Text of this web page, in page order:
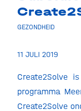
GEZONDHEID
11 JULI 2019
Create2Solve
programma
Create2Solve